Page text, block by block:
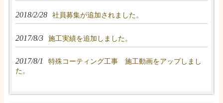
2018/2/28 社員募集が追加されました。
2017/8/3 施工実績を追加しました。
2017/8/1
特殊コーティング工事 施工動画をアップしまし
た。